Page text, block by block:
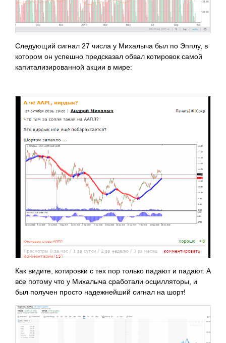
Следующий сигнал 27 числа у Михалыча был по Эпплу, в
котором он успешно предсказал обвал котировок самой
капитализированной акции в мире:
Как видите, котировки с тех пор только падают и падают. А
все потому что у Михалыча сработали осцилляторы, и
был получен просто надежнейший сигнал на шорт!